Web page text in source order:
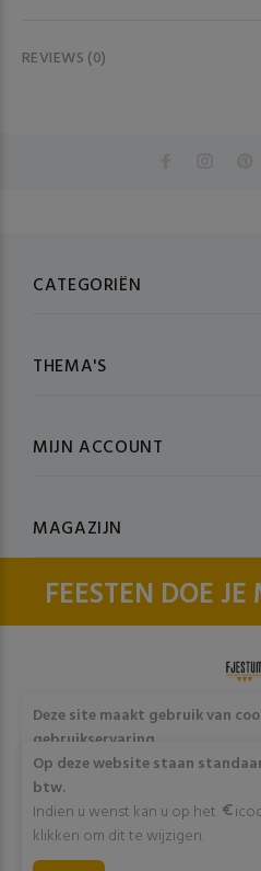
REVIEWS (0)
FEESTEN DOE
CATEGORIËN
THEMA'S
MIJN ACCOUNT
MAGAZIJN
© fjestum 2020-2026. All
Deze site maakt gebruik van
gebruikservaring
Door op "Akkoord" te klikken of
van deze website gaat stemt u in
cookies. Wens je meer info
op "Meer info".
Op deze website staan
btw.
Indien u wenst kan u op het
klikken om dit te wijzigen.